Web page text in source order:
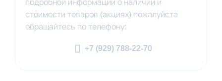
подробной информации о наличии и
стоимости товаров (акциях) пожалуйста
обращайтесь по телефону:
+7 (929) 788-22-70